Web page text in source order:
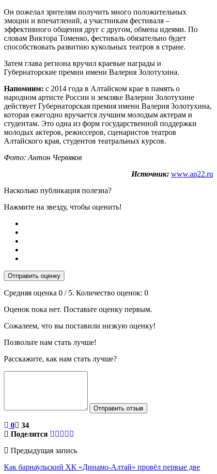
Он пожелал зрителям получить много положительных
эмоции и впечатлений, а участникам фестиваля –
эффективного общения друг с другом, обмена идеями. По
словам Виктора Томенко, фестиваль обязательно будет
способствовать развитию кукольных театров в стране.
Затем глава региона вручил краевые награды и
Губернаторские премии имени Валерия Золотухина.
Напомним: с 2014 года в Алтайском крае в память о
народном артисте России и земляке Валерии Золотухине
действует Губернаторская премия имени Валерия Золотухина,
которая ежегодно вручается лучшим молодым актерам и
студентам. Это одна из форм государственной поддержки
молодых актеров, режиссеров, сценаристов театров
Алтайского края, студентов театральных курсов.
Фото: Антон Червяков
Источник: www.ap22.ru
Насколько публикация полезна?
Нажмите на звезду, чтобы оценить!
Отправить оценку
Средняя оценка 0 / 5. Количество оценок: 0
Оценок пока нет. Поставьте оценку первым.
Сожалеем, что вы поставили низкую оценку!
Позвольте нам стать лучше!
Расскажите, как нам стать лучше?
Отправить отзыв
0
34
Поделится
Предыдущая запись
Как барнаульский ХК «Динамо-Алтай» провёл первые две